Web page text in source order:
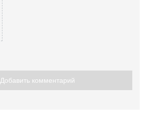
Добавить комментарий